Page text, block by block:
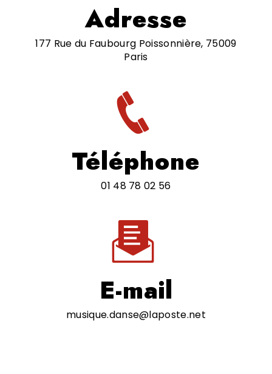
Adresse
177 Rue du Faubourg Poissonnière, 75009
Paris
Téléphone
01 48 78 02 56
E-mail
musique.danse@laposte.net